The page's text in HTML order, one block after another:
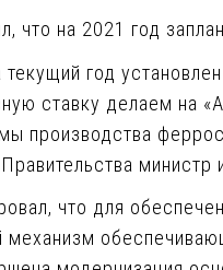
что на 2021 год
текущий год
ставку делаем на
производства
министр
что для
механизм